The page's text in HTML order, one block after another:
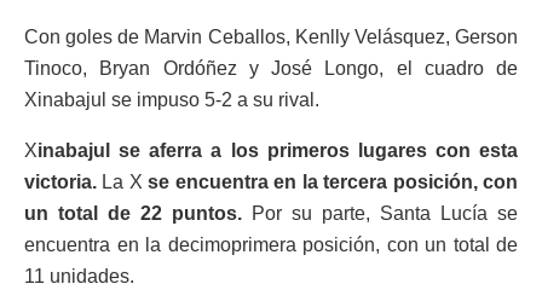
Con goles de Marvin Ceballos, Kenlly Velásquez, Gerson
Tinoco, Bryan Ordóñez y José Longo, el cuadro de
Xinabajul se impuso 5-2 a su rival.
Xinabajul se aferra a los primeros lugares con esta
victoria. La Xse encuentra en la tercera posición, con
un total de 22 puntos. Por su parte, Santa Lucía se
encuentra en la decimoprimera posición, con un total de
11 unidades.